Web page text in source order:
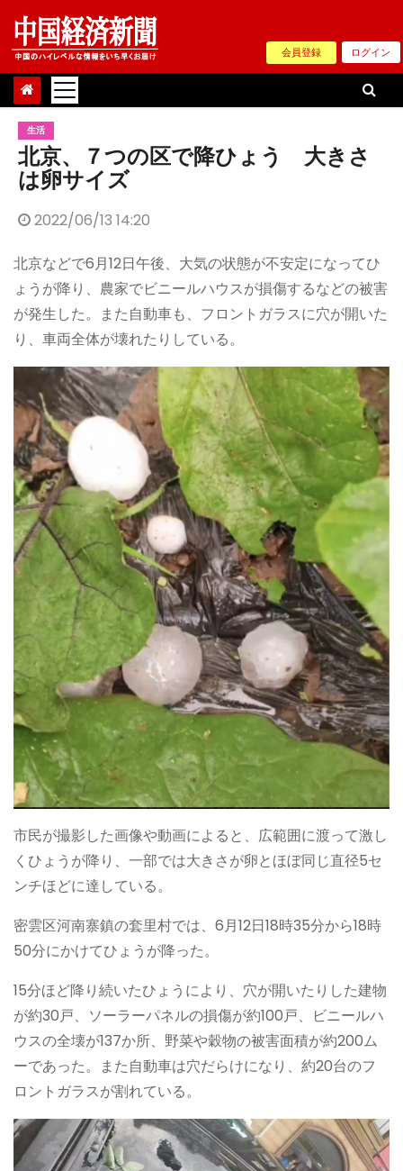
Skip
content
会員登録 ログイン
生活
北京、７つの区で降ひょう 大きさ
は卵サイズ
2022/06/13 14:20
北京などで6月12日午後、大気の状態が不安定になってひ
ょうが降り、農家でビニールハウスが損傷するなどの被害
が発生した。また自動車も、フロントガラスに穴が開いた
り、車両全体が壊れたりしている。
市民が撮影した画像や動画によると、広範囲に渡って激し
くひょうが降り、一部では大きさが卵とほぼ同じ直径5セ
ンチほどに達している。
密雲区河南寨鎮の套里村では、6月12日18時35分から18時
50分にかけてひょうが降った。
15分ほど降り続いたひょうにより、穴が開いたりした建物
が約30戸、ソーラーパネルの損傷が約100戸、ビニールハ
ウスの全壊が137か所、野菜や穀物の被害面積が約200ム
ーであった。また自動車は穴だらけになり、約20台のフ
ロントガラスが割れている。